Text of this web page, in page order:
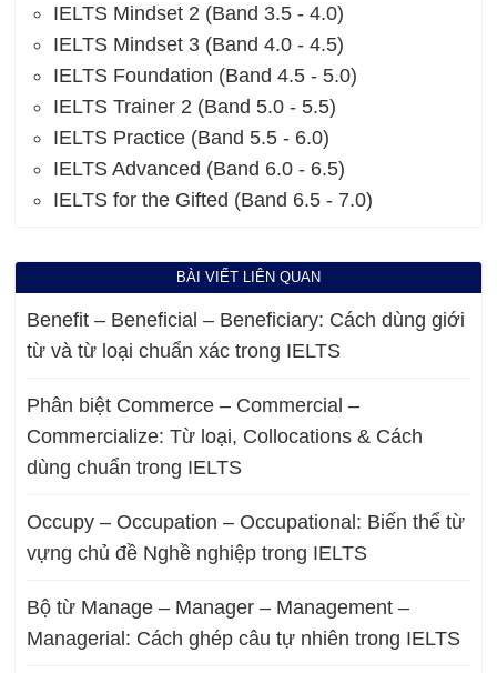
IELTS Mindset 2 (Band 3.5 - 4.0)
IELTS Mindset 3 (Band 4.0 - 4.5)
IELTS Foundation (Band 4.5 - 5.0)
IELTS Trainer 2 (Band 5.0 - 5.5)
IELTS Practice (Band 5.5 - 6.0)
IELTS Advanced (Band 6.0 - 6.5)
IELTS for the Gifted (Band 6.5 - 7.0)
BÀI VIẾT LIÊN QUAN
Benefit – Beneficial – Beneficiary: Cách dùng giới
từ và từ loại chuẩn xác trong IELTS
Phân biệt Commerce – Commercial –
Commercialize: Từ loại, Collocations & Cách
dùng chuẩn trong IELTS
Occupy – Occupation – Occupational: Biến thể từ
vựng chủ đề Nghề nghiệp trong IELTS
Bộ từ Manage – Manager – Management –
Managerial: Cách ghép câu tự nhiên trong IELTS